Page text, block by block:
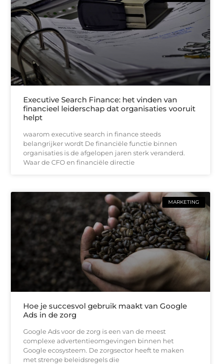
Executive Search Finance: het vinden van
financieel leiderschap dat organisaties vooruit
helpt
waarom executive search in finance steeds
belangrijker wordt De financiële functie binnen
organisaties is de afgelopen jaren sterk veranderd.
Waar de CFO en financiële directie
MARKETING
Hoe je succesvol gebruik maakt van Google
Ads in de zorg
Google Ads voor de zorg is een van de meest
complexe advertentieomgevingen binnen het
Google ecosysteem. De zorgsector heeft te maken
met strenge beleidsregels die